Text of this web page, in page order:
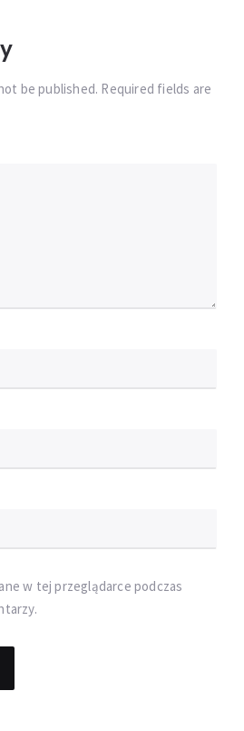
be published. Required fields are
w tej przeglądarce podczas